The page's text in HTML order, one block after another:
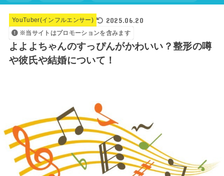
YouTuber(インフルエンサー) 2025.06.20
※当サイトはプロモーションを含みます
よよよちゃんのすっぴんがかわいい？整形の噂
や彼氏や結婚について！